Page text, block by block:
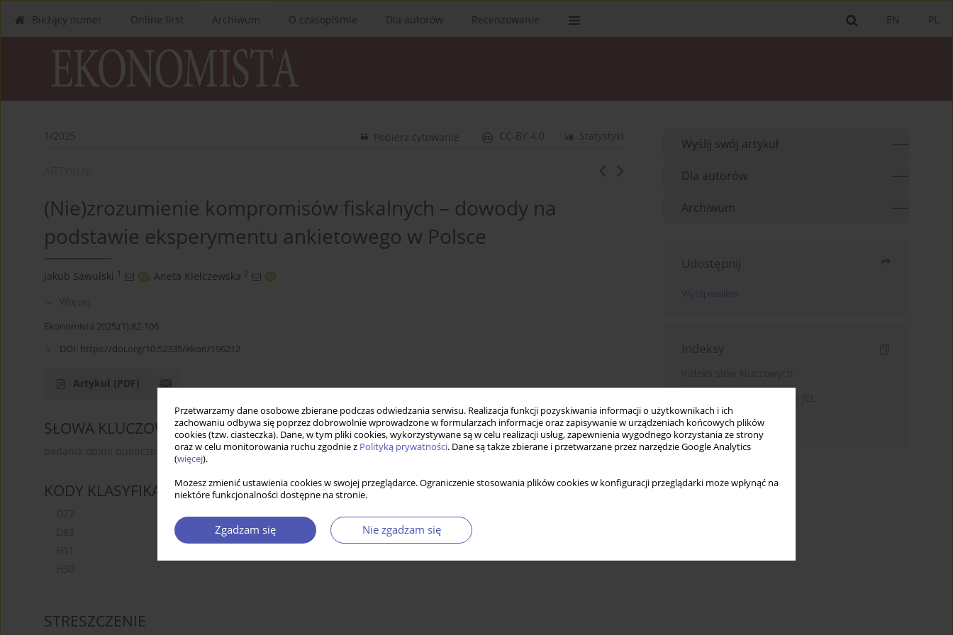
Przetwarzamy dane osobowe zbierane podczas odwiedzania serwisu. Realizacja funkcji pozyskiwania informacji o użytkownikach i ich
zachowaniu odbywa się poprzez dobrowolnie wprowadzone w formularzach informacje oraz zapisywanie w urządzeniach końcowych plików
cookies (tzw. ciasteczka). Dane, w tym pliki cookies, wykorzystywane są w celu realizacji usług, zapewnienia wygodnego korzystania ze strony
oraz w celu monitorowania ruchu zgodnie z Polityką prywatności. Dane są także zbierane i przetwarzane przez narzędzie Google Analytics
(więcej).
Możesz zmienić ustawienia cookies w swojej przeglądarce. Ograniczenie stosowania plików cookies w konfiguracji przeglądarki może wpłynąć na
niektóre funkcjonalności dostępne na stronie.
Zgadzam się Nie zgadzam się
PL
EN
Bieżący numer Online first Archiwum O czasopiśmie Dla autorów Recenzowanie
1/2025 Statystyki
CC-BY 4.0
Pobierz cytowanie
(Nie)zrozumienie kompromisów fiskalnych – dowody na
podstawie eksperymentu ankietowego w Polsce
Jakub Sawulski 1 , Aneta Kiełczewska 2
Więcej
Ekonomista 2025;(1):82-106
DOI: https://doi.org/10.52335/ekon/196212
Artykuł (PDF)
SŁOWA KLUCZOWE
badania opinii publicznej eksperymenty ankietowe preferencje fiskalne
KODY KLASYFIKACJI JEL
D72
D83
H11
H30
STRESZCZENIE
Wyślij swój artykuł
Dla autorów
Archiwum
Udostępnij
Indeksy
Indeks autorów